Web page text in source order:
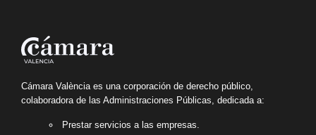
Cámara València es una corporación de derecho público,
colaboradora de las Administraciones Públicas, dedicada a:
Prestar servicios a las empresas.